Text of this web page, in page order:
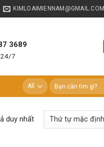
KIMLOAIMIENNAM@GMAIL.COM
3689
24/7
Tìm
kiếm:
duy nhất